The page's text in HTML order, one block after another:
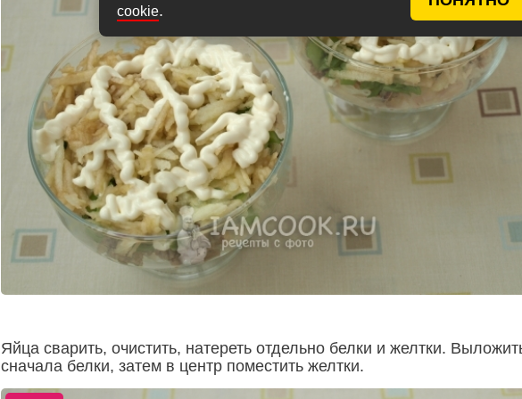
cookie.
Яйца сварить, очистить, натереть отдельно белки и желтки.
сначала белки, затем в центр поместить желтки.